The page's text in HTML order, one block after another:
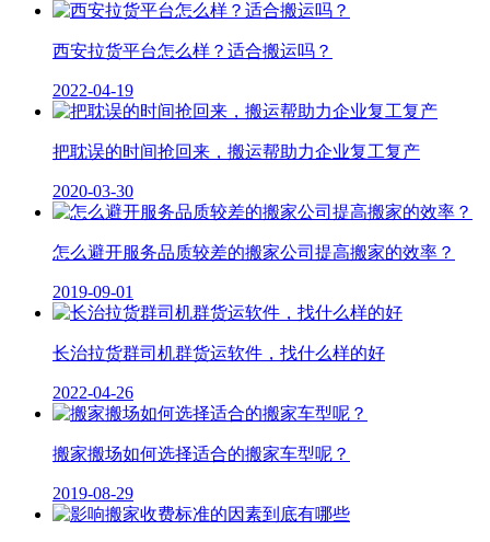
西安拉货平台怎么样？适合搬运吗？
2022-04-19
把耽误的时间抢回来，搬运帮助力企业复工复产
2020-03-30
怎么避开服务品质较差的搬家公司提高搬家的效率？
2019-09-01
长治拉货群司机群货运软件，找什么样的好
2022-04-26
搬家搬场如何选择适合的搬家车型呢？
2019-08-29